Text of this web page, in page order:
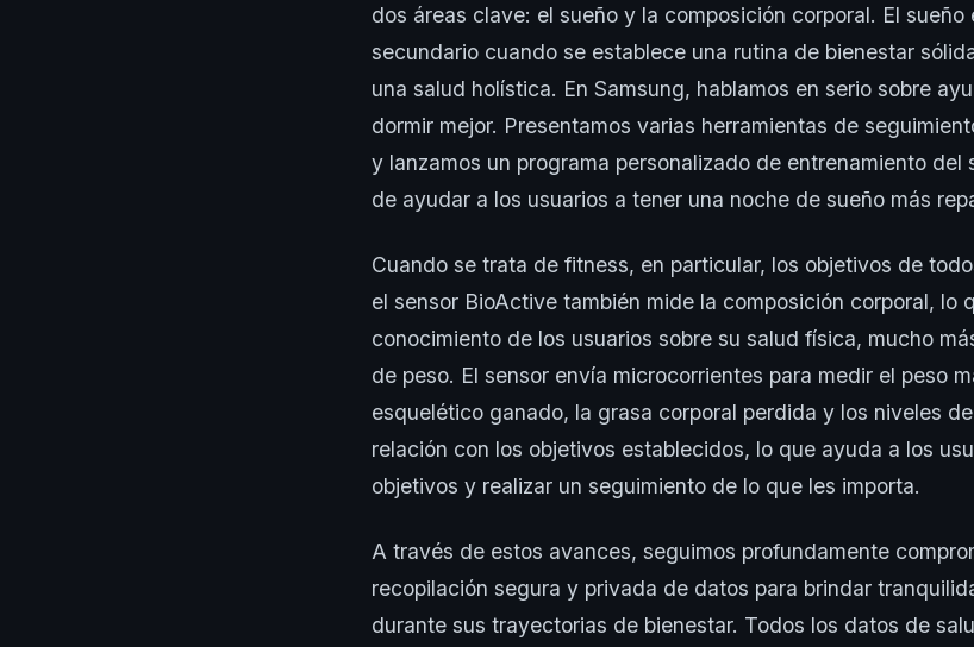
dos áreas clave: el sueño y la composición corporal. El sueño
secundario cuando se establece una rutina de bienestar
una salud holística. En Samsung, hablamos en serio sobre
dormir mejor. Presentamos varias herramientas de
y lanzamos un programa personalizado de entrenamiento
de ayudar a los usuarios a tener una noche de sueño más
Cuando se trata de fitness, en particular, los objetivos de
el sensor BioActive también mide la composición corporal, lo
conocimiento de los usuarios sobre su salud física, mucho
de peso. El sensor envía microcorrientes para medir el peso
esquelético ganado, la grasa corporal perdida y los niveles
relación con los objetivos establecidos, lo que ayuda a los
objetivos y realizar un seguimiento de lo que les importa.
A través de estos avances, seguimos profundamente
recopilación segura y privada de datos para brindar
durante sus trayectorias de bienestar. Todos los datos de